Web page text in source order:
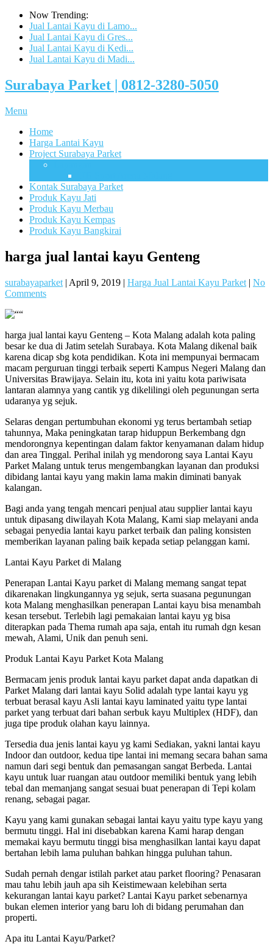
Now Trending:
Jual Lantai Kayu di Lamo...
Jual Lantai Kayu di Gres...
Jual Lantai Kayu di Kedi...
Jual Lantai Kayu di Madi...
Surabaya Parket | 0812-3280-5050
Menu
Home
Harga Lantai Kayu
Project Surabaya Parket
Kontak Surabaya Parket
Produk Kayu Jati
Produk Kayu Merbau
Produk Kayu Kempas
Produk Kayu Bangkirai
harga jual lantai kayu Genteng
surabayaparket | April 9, 2019 | Harga Jual Lantai Kayu Parket | No
Comments
harga jual lantai kayu Genteng – Kota Malang adalah kota paling
besar ke dua di Jatim setelah Surabaya. Kota Malang dikenal baik
karena dicap sbg kota pendidikan. Kota ini mempunyai bermacam
macam perguruan tinggi terbaik seperti Kampus Negeri Malang dan
Universitas Brawijaya. Selain itu, kota ini yaitu kota pariwisata
lantaran alamnya yang cantik yg dikelilingi oleh pegunungan serta
udaranya yg sejuk.
Selaras dengan pertumbuhan ekonomi yg terus bertambah setiap
tahunnya, Maka peningkatan tarap hiduppun Berkembang dgn
mendorongnya kepentingan dalam faktor kenyamanan dalam hidup
dan area Tinggal. Perihal inilah yg mendorong saya Lantai Kayu
Parket Malang untuk terus mengembangkan layanan dan produksi
dibidang lantai kayu yang makin lama makin diminati banyak
kalangan.
Bagi anda yang tengah mencari penjual atau supplier lantai kayu
untuk dipasang diwilayah Kota Malang, Kami siap melayani anda
sebagai penyedia lantai kayu parket terbaik dan paling konsisten
memberikan layanan paling baik kepada setiap pelanggan kami.
Lantai Kayu Parket di Malang
Penerapan Lantai Kayu parket di Malang memang sangat tepat
dikarenakan lingkungannya yg sejuk, serta suasana pegunungan
kota Malang menghasilkan penerapan Lantai kayu bisa menambah
kesan tersebut. Terlebih lagi pemakaian lantai kayu yg bisa
diterapkan pada Thema rumah apa saja, entah itu rumah dgn kesan
mewah, Alami, Unik dan penuh seni.
Produk Lantai Kayu Parket Kota Malang
Bermacam jenis produk lantai kayu parket dapat anda dapatkan di
Parket Malang dari lantai kayu Solid adalah type lantai kayu yg
terbuat berasal kayu Asli lantai kayu laminated yaitu type lantai
parket yang terbuat dari bahan serbuk kayu Multiplex (HDF), dan
juga tipe produk olahan kayu lainnya.
Tersedia dua jenis lantai kayu yg kami Sediakan, yakni lantai kayu
Indoor dan outdoor, kedua tipe lantai ini memang secara bahan sama
namun dari segi bentuk dan pemasangan sangat Berbeda. Lantai
kayu untuk luar ruangan atau outdoor memiliki bentuk yang lebih
tebal dan memanjang sangat sesuai buat penerapan di Tepi kolam
renang, sebagai pagar.
Kayu yang kami gunakan sebagai lantai kayu yaitu type kayu yang
bermutu tinggi. Hal ini disebabkan karena Kami harap dengan
memakai kayu bermutu tinggi bisa menghasilkan lantai kayu dapat
bertahan lebih lama puluhan bahkan hingga puluhan tahun.
Sudah pernah dengar istilah parket atau parket flooring? Penasaran
mau tahu lebih jauh apa sih Keistimewaan kelebihan serta
kekurangan lantai kayu parket? Lantai Kayu parket sebenarnya
bukan elemen interior yang baru loh di bidang perumahan dan
properti.
Apa itu Lantai Kayu/Parket?